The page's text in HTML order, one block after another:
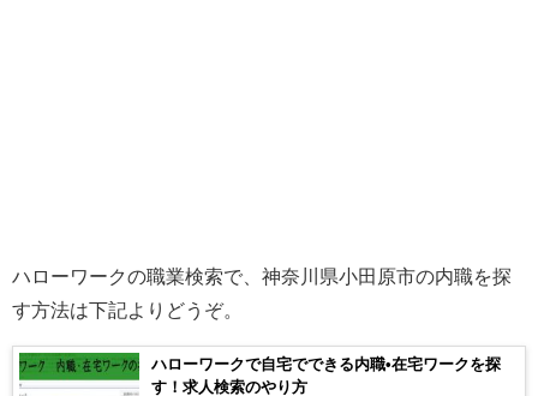
ハローワークの職業検索で、神奈川県小田原市の内職を探
す方法は下記よりどうぞ。
ハローワークで自宅でできる内職•在宅ワークを探
す！求人検索のやり方